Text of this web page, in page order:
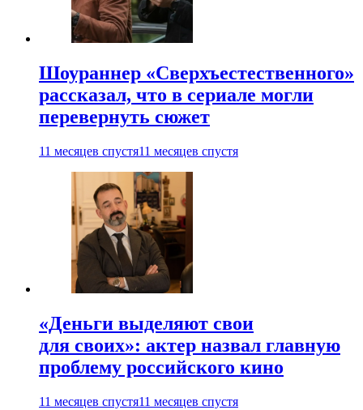
Шоураннер «Сверхъестественного»
рассказал, что в сериале могли
перевернуть сюжет
11 месяцев спустя11 месяцев спустя
«Деньги выделяют свои
для своих»: актер назвал главную
проблему российского кино
11 месяцев спустя11 месяцев спустя